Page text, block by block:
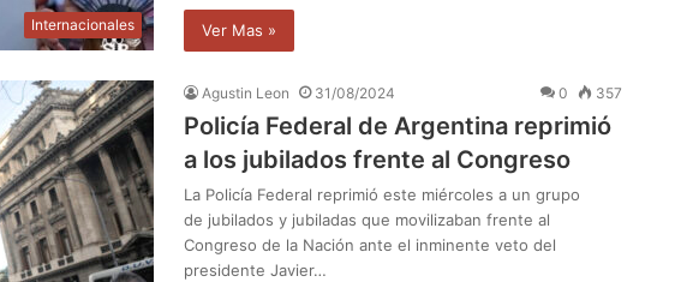
Internacionales Ver Mas »
Agustin Leon 31/08/2024 0 357
Policía Federal de Argentina reprimió
a los jubilados frente al Congreso
La Policía Federal reprimió este miércoles a un grupo
de jubilados y jubiladas que movilizaban frente al
Congreso de la Nación ante el inminente veto del
presidente Javier…